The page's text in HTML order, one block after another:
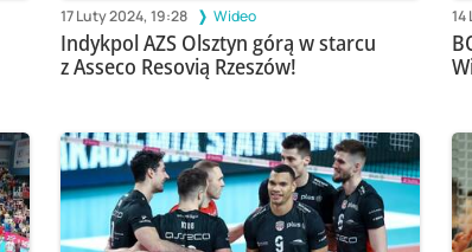
17 Luty 2024, 19:28 Wideo
Indykpol AZS Olsztyn górą w starcu
z Asseco Resovią Rzeszów!
14